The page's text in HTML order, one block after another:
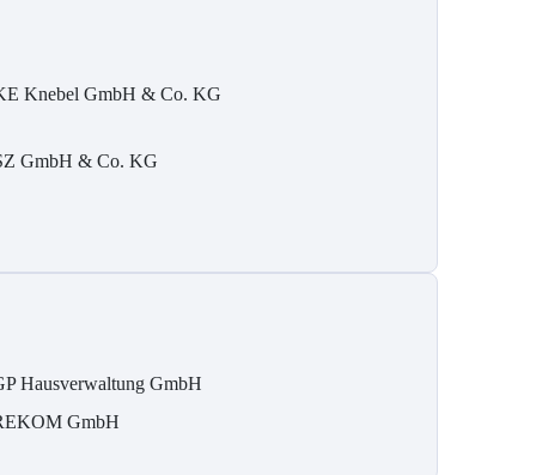
Knebel GmbH & Co. KG
GmbH & Co. KG
Hausverwaltung GmbH
GmbH